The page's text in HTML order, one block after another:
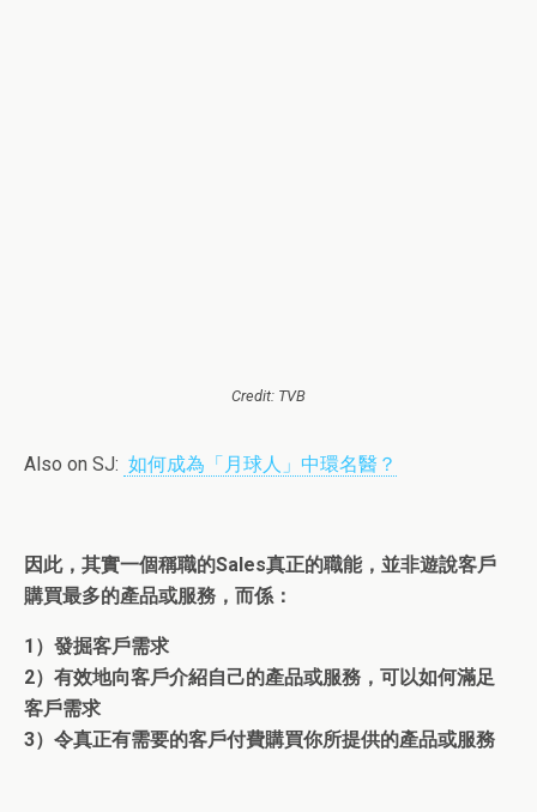
Credit: TVB
Also on SJ: 如何成為「月球人」中環名醫？
因此，其實一個稱職的Sales真正的職能，並非遊說客戶
購買最多的產品或服務，而係 ：
1 ）發掘客戶需求
2）有效地向客戶介紹自己的產品或服務，可以如何滿足
客戶需求
3）令真正有需要的客戶付費購買你所提供的產品或服務